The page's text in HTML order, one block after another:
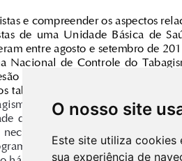
O nosso site
Este site utiliza cookies
sua experiência de